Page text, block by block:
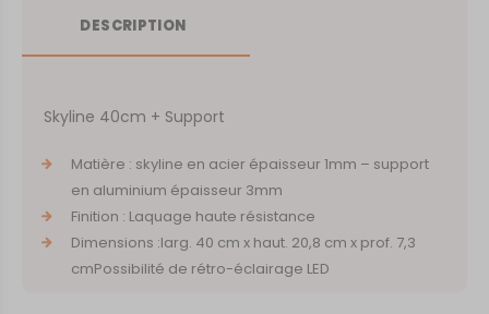
DESCRIPTION
Skyline 40cm + Support
Matière : skyline en acier épaisseur 1mm – support
en aluminium épaisseur 3mm
Finition : Laquage haute résistance
Dimensions :larg. 40 cm x haut. 20,8 cm x prof. 7,3
cmPossibilité de rétro-éclairage LED